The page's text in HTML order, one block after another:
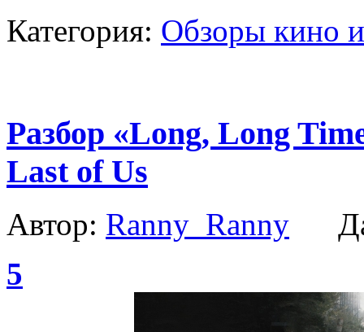
Категория: Обзоры кино
Разбор «Long, Long
Last of Us
Автор: Ranny_Ranny
5